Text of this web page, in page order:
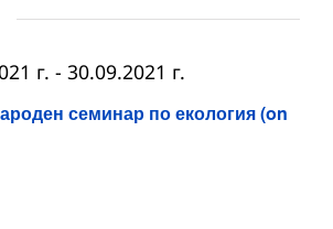
семинар по екология (on
г. - 30.09.2021 г.